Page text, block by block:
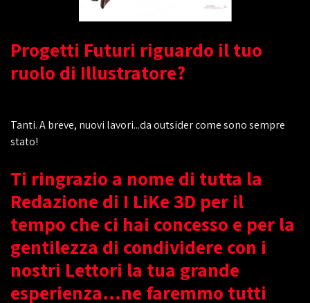
Progetti Futuri riguardo il tuo
ruolo di Illustratore?
Tanti. A breve, nuovi lavori...da outsider come sono sempre
stato!
Ti ringrazio a nome di tutta la
Redazione di I LiKe 3D per il
tempo che ci hai concesso e per la
gentilezza di condividere con i
nostri Lettori la tua grande
esperienza...ne faremmo tutti